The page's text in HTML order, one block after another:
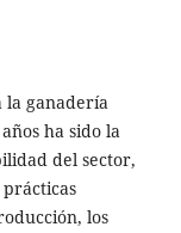
la ganadería
ha sido la
del sector,
los